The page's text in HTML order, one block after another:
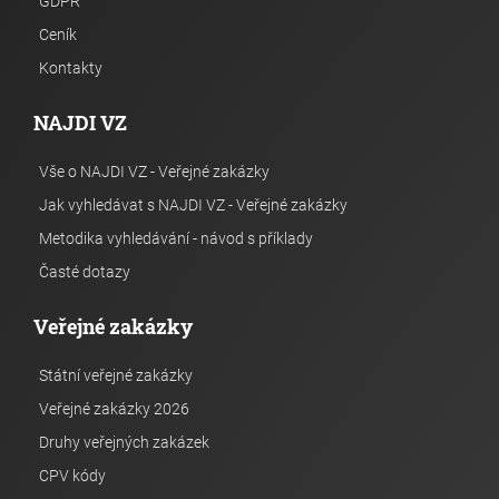
Ceník
Kontakty
NAJDI VZ
Vše o NAJDI VZ - Veřejné zakázky
Jak vyhledávat s NAJDI VZ - Veřejné zakázky
Metodika vyhledávání - návod s příklady
Časté dotazy
Veřejné zakázky
Státní veřejné zakázky
Veřejné zakázky 2026
Druhy veřejných zakázek
CPV kódy